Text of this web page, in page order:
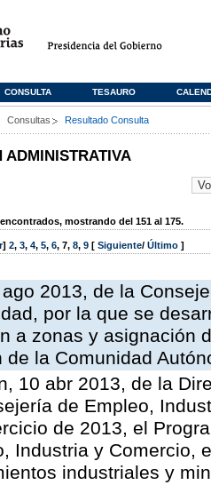
CONSULTA TESAURO
Consultas Resultado Consulta
ADMINISTRATIVA
mostrando del 151 al 175.
] 2, 3, 4, 5, 6, 7, 8, 9 [ Siguiente/ Último ]
2013, de la
por la que se
a zonas y asignación
de la Comunidad
10 abr 2013, de la
de Empleo,
de 2013, el
Industria y Comercio,
industriales y